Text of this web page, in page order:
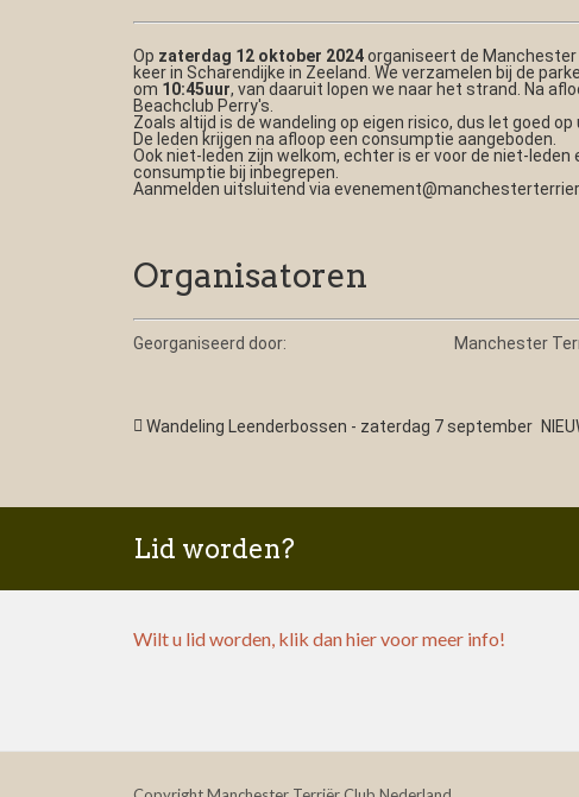
Op zaterdag 12 oktober 2024organiseert de Manchester
keer in Scharendijke in Zeeland. We verzamelen bij de
om 10:45uur, van daaruit lopen we naar het strand. Na
Beachclub Perry's.
Zoals altijd is de wandeling op eigen risico, dus let goed op
De leden krijgen na afloop een consumptie aangeboden.
Ook niet-leden zijn welkom, echter is er voor de niet-leden
consumptie bij inbegrepen.
Aanmelden uitsluitend via
Organisatoren
Georganiseerd door: Manchester
Wandeling Leenderbossen - zaterdag 7 september
Lid worden?
Wilt u lid worden, klik dan hier voor meer info!